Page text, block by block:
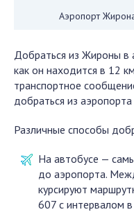
Аэропорт
Добраться из Жироны в
как он находится в 12
транспортное
добраться из
Различные способы
На автобусе —
до аэропорта.
курсируют
607 с интервалом